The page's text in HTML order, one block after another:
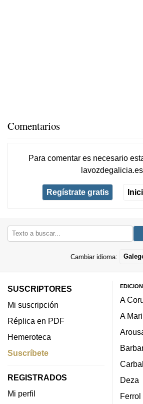
Comentarios
Para comentar es necesario
lavozdegalicia.es
Regístrate gratis
Cambiar idioma:
SUSCRIPTORES
Mi suscripción
Réplica en PDF
Hemeroteca
Suscríbete
REGISTRADOS
Mi perfil
A
A
Deza
Ferrol